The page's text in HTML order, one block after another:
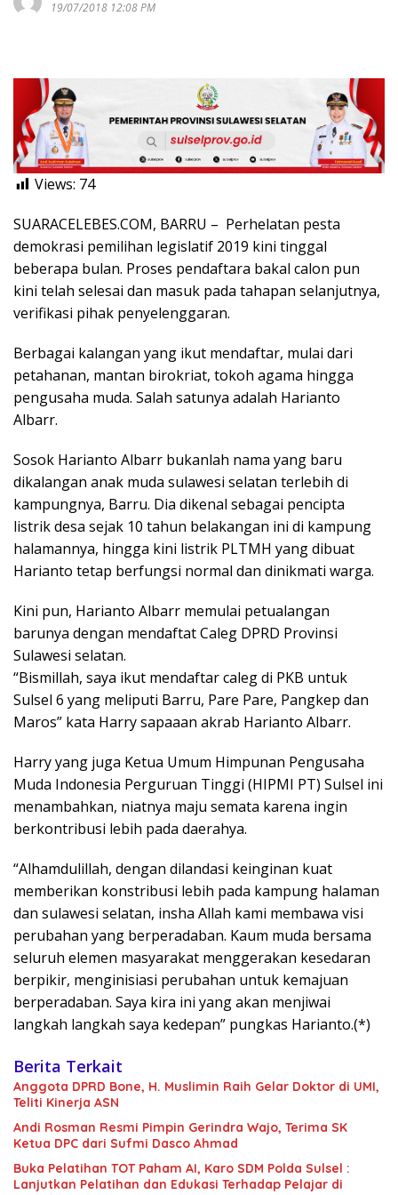
19/07/2018 12:08 PM
Views: 74
SUARACELEBES.COM, BARRU – Perhelatan pesta
demokrasi pemilihan legislatif 2019 kini tinggal
beberapa bulan. Proses pendaftara bakal calon pun
kini telah selesai dan masuk pada tahapan selanjutnya,
verifikasi pihak penyelenggaran.
Berbagai kalangan yang ikut mendaftar, mulai dari
petahanan, mantan birokriat, tokoh agama hingga
pengusaha muda. Salah satunya adalah Harianto
Albarr.
Sosok Harianto Albarr bukanlah nama yang baru
dikalangan anak muda sulawesi selatan terlebih di
kampungnya, Barru. Dia dikenal sebagai pencipta
listrik desa sejak 10 tahun belakangan ini di kampung
halamannya, hingga kini listrik PLTMH yang dibuat
Harianto tetap berfungsi normal dan dinikmati warga.
Kini pun, Harianto Albarr memulai petualangan
barunya dengan mendaftat Caleg DPRD Provinsi
Sulawesi selatan.
“Bismillah, saya ikut mendaftar caleg di PKB untuk
Sulsel 6 yang meliputi Barru, Pare Pare, Pangkep dan
Maros” kata Harry sapaaan akrab Harianto Albarr.
Harry yang juga Ketua Umum Himpunan Pengusaha
Muda Indonesia Perguruan Tinggi (HIPMI PT) Sulsel ini
menambahkan, niatnya maju semata karena ingin
berkontribusi lebih pada daerahya.
“Alhamdulillah, dengan dilandasi keinginan kuat
memberikan konstribusi lebih pada kampung halaman
dan sulawesi selatan, insha Allah kami membawa visi
perubahan yang berperadaban. Kaum muda bersama
seluruh elemen masyarakat menggerakan kesedaran
berpikir, menginisiasi perubahan untuk kemajuan
berperadaban. Saya kira ini yang akan menjiwai
langkah langkah saya kedepan” pungkas Harianto.(*)
Berita Terkait
Anggota DPRD Bone, H. Muslimin Raih Gelar Doktor di UMI,
Teliti Kinerja ASN
Andi Rosman Resmi Pimpin Gerindra Wajo, Terima SK
Ketua DPC dari Sufmi Dasco Ahmad
Buka Pelatihan TOT Paham AI, Karo SDM Polda Sulsel :
Lanjutkan Pelatihan dan Edukasi Terhadap Pelajar di